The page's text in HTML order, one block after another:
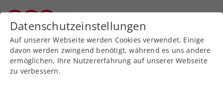
Zurück zur Newsübersicht
Turniere
Datenschutzeinstellungen
Auf unserer Webseite werden Cookies verwendet. Einige
davon werden zwingend benötigt, während es uns andere
ermöglichen, Ihre Nutzererfahrung auf unserer Webseite
zu verbessern.